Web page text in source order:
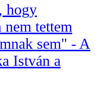
hogy
nem tettem
sem" - A
István a